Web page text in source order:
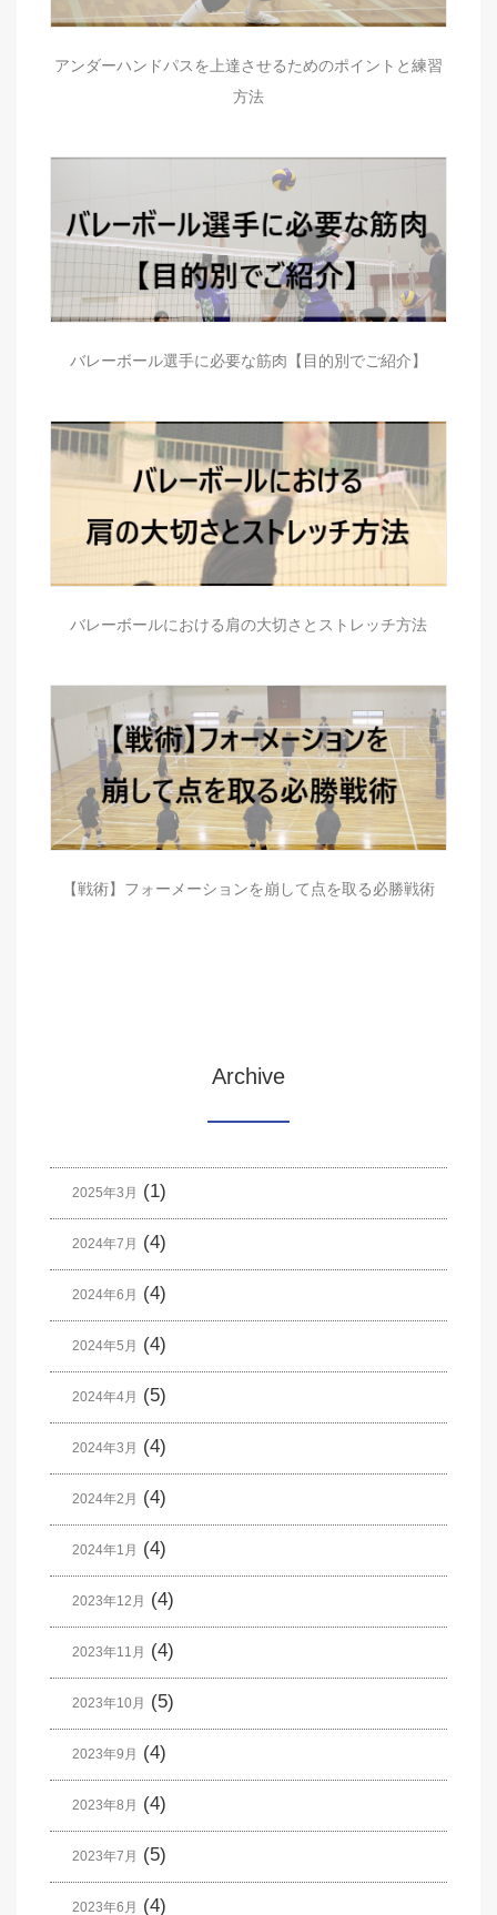
アンダーハンドパスを上達させるためのポイントと練習
方法
バレーボール選手に必要な筋肉【目的別でご紹介】
バレーボールにおける肩の大切さとストレッチ方法
【戦術】フォーメーションを崩して点を取る必勝戦術
Archive
2025年3月 (1)
2024年7月 (4)
2024年6月 (4)
2024年5月 (4)
2024年4月 (5)
2024年3月 (4)
2024年2月 (4)
2024年1月 (4)
2023年12月 (4)
2023年11月 (4)
2023年10月 (5)
2023年9月 (4)
2023年8月 (4)
2023年7月 (5)
2023年6月 (4)